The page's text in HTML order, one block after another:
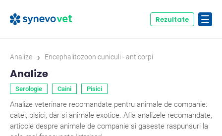
Rezultate
Analize › Encephalitozoon cuniculi - anticorpi
Analize
Serologie Caini Pisici
Analize veterinare recomandate pentru animale de companie:
catei, pisici, dar si animale exotice. Afla analizele recomandate,
articole despre animale de companie si gaseste raspunsuri la